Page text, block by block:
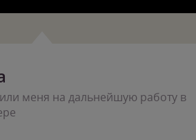
меня на дальнейшую работу в